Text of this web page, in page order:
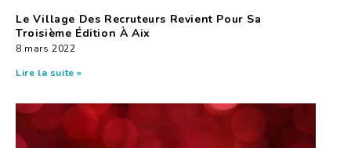
Le Village Des Recruteurs Revient Pour Sa
Troisième Édition À Aix
8 mars 2022
Lire la suite »